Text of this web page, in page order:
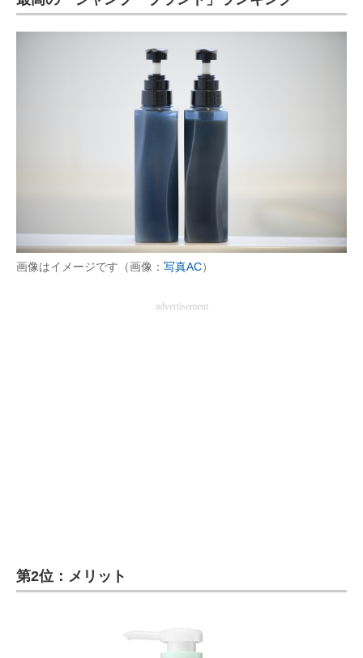
画像はイメージです（画像： 写真AC）
advertisement
第2位：メリット